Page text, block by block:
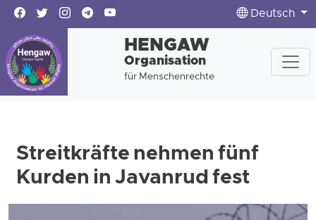
Deutsch
HENGAW
Organisation
für Menschenrechte
Streitkräfte nehmen fünf
Kurden in Javanrud fest